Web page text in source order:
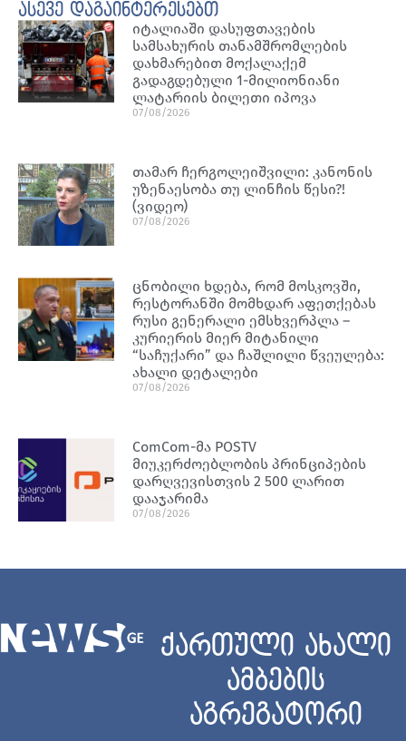
ასევე დაგაინტერესებთ
იტალიაში დასუფთავების
სამსახურის თანამშრომლების
დახმარებით მოქალაქემ
გადაგდებული 1-მილიონიანი
ლატარიის ბილეთი იპოვა
07/08/2026
თამარ ჩერგოლეიშვილი: კანონის
უზენაესობა თუ ლინჩის წესი?!
(ვიდეო)
07/08/2026
ცნობილი ხდება, რომ მოსკოვში,
რესტორანში მომხდარ აფეთქებას
რუსი გენერალი ემსხვერპლა –
კურიერის მიერ მიტანილი
“საჩუქარი” და ჩაშლილი წვეულება:
ახალი დეტალები
07/08/2026
ComCom-მა POSTV
მიუკერძოებლობის პრინციპების
დარღვევისთვის 2 500 ლარით
დააჯარიმა
07/08/2026
ქართული ახალი
ამბების
აგრეგატორი